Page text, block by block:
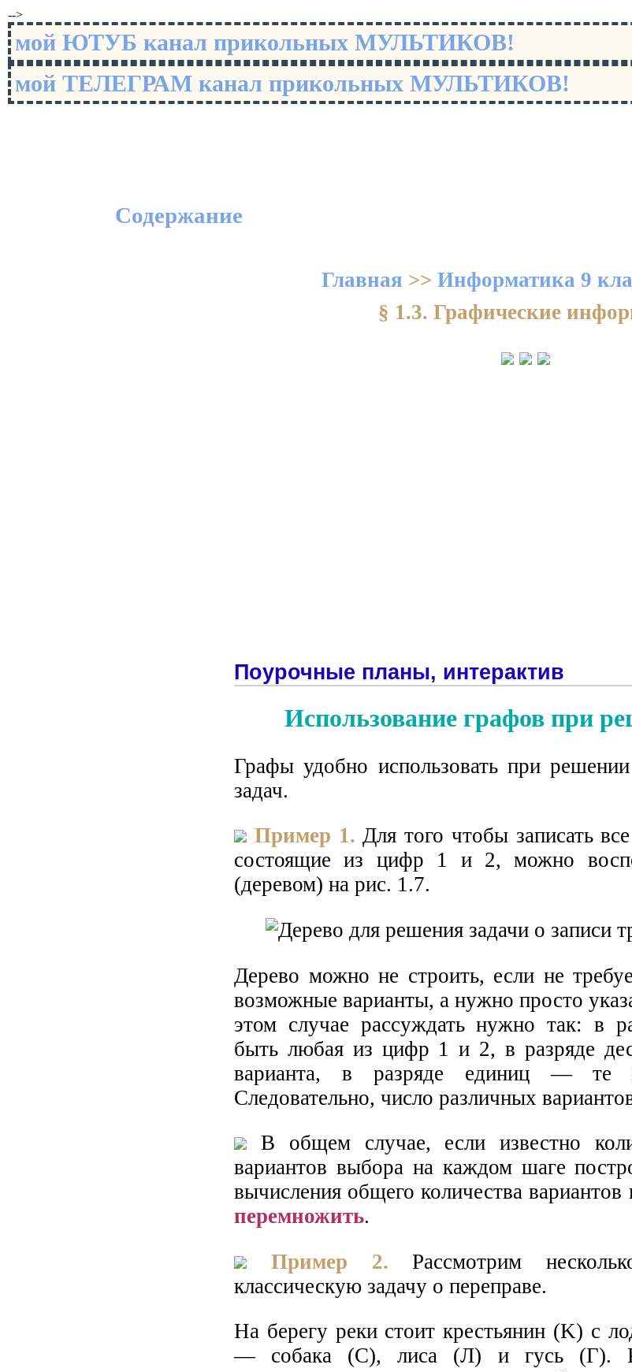
-->
мой ЮТУБ канал прикольных МУЛЬТИКОВ!
мой ТЕЛЕГРАМ канал прикольных МУЛЬТИКОВ!
Содержание
Главная >> Информатика 9
§ 1.3. Графические
Поурочные планы, интерактив
Использование графов при
Графы удобно использовать при
задач.
Пример 1. Для того чтобы записать
состоящие из цифр 1 и 2, можно
(деревом) на рис. 1.7.
Дерево можно не строить, если не
возможные варианты, а нужно просто
этом случае рассуждать нужно так: в
быть любая из цифр 1 и 2, в разряде
варианта, в разряде единиц — те
Следовательно, число различных
В общем случае, если известно
вариантов выбора на каждом шаге
вычисления общего количества
перемножить.
Пример 2. Рассмотрим
классическую задачу о переправе.
На берегу реки стоит крестьянин (K) с
— собака (С), лиса (Л) и гусь (Г).